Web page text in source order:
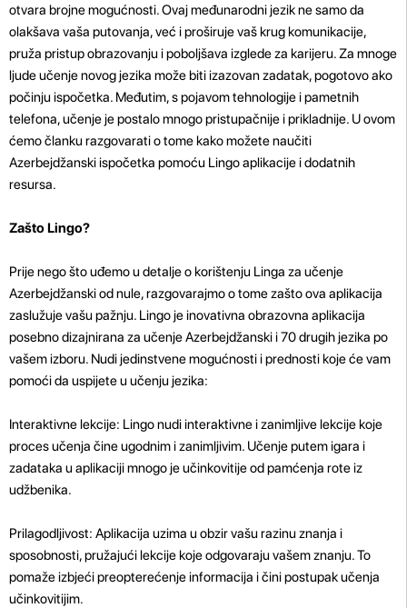
otvara brojne mogućnosti. Ovaj međunarodni jezik ne samo da
olakšava vaša putovanja, već i proširuje vaš krug komunikacije,
pruža pristup obrazovanju i poboljšava izglede za karijeru. Za mnoge
ljude učenje novog jezika može biti izazovan zadatak, pogotovo ako
počinju ispočetka. Međutim, s pojavom tehnologije i pametnih
telefona, učenje je postalo mnogo pristupačnije i prikladnije. U ovom
ćemo članku razgovarati o tome kako možete naučiti
Azerbejdžanski ispočetka pomoću Lingo aplikacije i dodatnih
resursa.
Zašto Lingo?
Prije nego što uđemo u detalje o korištenju Linga za učenje
Azerbejdžanski od nule, razgovarajmo o tome zašto ova aplikacija
zaslužuje vašu pažnju. Lingo je inovativna obrazovna aplikacija
posebno dizajnirana za učenje Azerbejdžanski i 70 drugih jezika po
vašem izboru. Nudi jedinstvene mogućnosti i prednosti koje će vam
pomoći da uspijete u učenju jezika:
Interaktivne lekcije: Lingo nudi interaktivne i zanimljive lekcije koje
proces učenja čine ugodnim i zanimljivim. Učenje putem igara i
zadataka u aplikaciji mnogo je učinkovitije od pamćenja rote iz
udžbenika.
Prilagodljivost: Aplikacija uzima u obzir vašu razinu znanja i
sposobnosti, pružajući lekcije koje odgovaraju vašem znanju. To
pomaže izbjeći preopterećenje informacija i čini postupak učenja
učinkovitijim.